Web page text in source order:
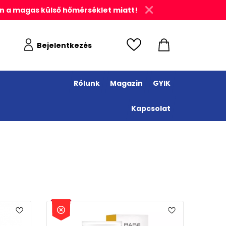
a magas külső hőmérséklet miatt!
Bejelentkezés
Rólunk Magazin GYIK
Kapcsolat
EP